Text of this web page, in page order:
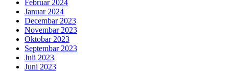
Februar 2024
Januar 2024
Decembar 2023
Novembar 2023
Oktobar 2023
Septembar 2023
Juli 2023
Juni 2023